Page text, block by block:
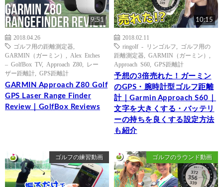
9:51
2018.04.26
ゴルフ用の距離測定器
GARMIN（ガーミン）
Alex Etches
– GolfBox TV, Approach Z80
レー
ザー距離計
GPS距離計
GARMIN Approach Z80 Golf
GPS Laser Range Finder
Review｜GolfBox Reviews
10:15
2018.02.11
ringolf - リンゴルフ
ゴルフ用の
距離測定器
GARMIN（ガーミン）
Approach S60
GPS距離計
予想の3倍売れた！ガーミン
のGPS・腕時計型ゴルフ距離
計｜Garmin Approach S60｜
文字を大きくする・バッテリ
ーの持ちを良くする設定方法
も紹介
ゴルフの練習動画 ゴルフのラウンド動画